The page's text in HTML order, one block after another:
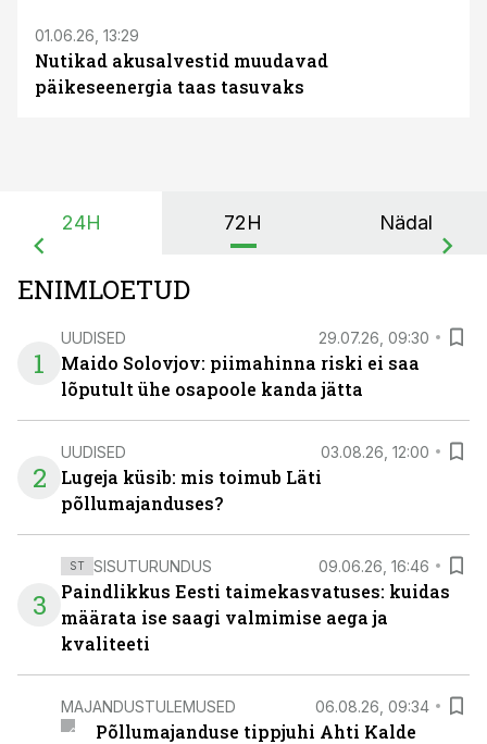
01.06.26, 13:29
Nutikad akusalvestid muudavad
päikeseenergia taas tasuvaks
24H 72H Nädal
ENIMLOETUD
1
UUDISED 29.07.26, 09:30
Maido Solovjov: piimahinna riski ei saa
lõputult ühe osapoole kanda jätta
2
UUDISED 03.08.26, 12:00
Lugeja küsib: mis toimub Läti
põllumajanduses?
3
ST SISUTURUNDUS 09.06.26, 16:46
Paindlikkus Eesti taimekasvatuses: kuidas
määrata ise saagi valmimise aega ja
kvaliteeti
MAJANDUSTULEMUSED 06.08.26, 09:34
Põllumajanduse tippjuhi Ahti Kalde